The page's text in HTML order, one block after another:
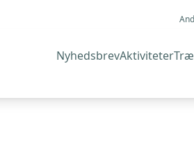
NyhedsbrevAktiviteter